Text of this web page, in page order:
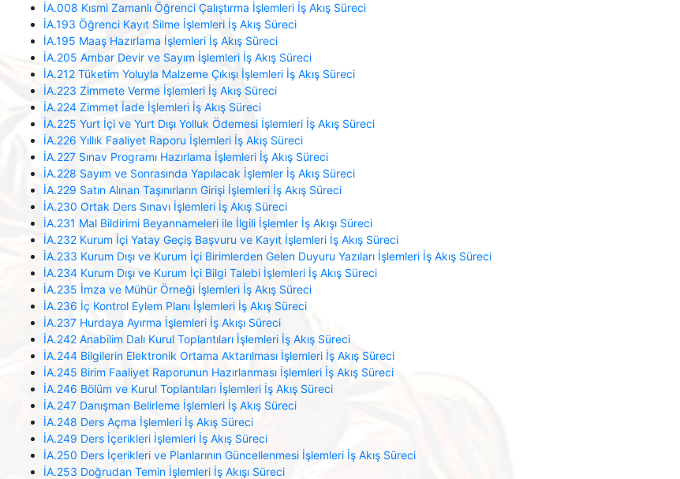
İA.008 Kısmi Zamanlı Öğrenci Çalıştırma İşlemleri İş Akış Süreci
İA.193 Öğrenci Kayıt Silme İşlemleri İş Akış Süreci
İA.195 Maaş Hazırlama İşlemleri İş Akış Süreci
İA.205 Ambar Devir ve Sayım İşlemleri İş Akış Süreci
İA.212 Tüketim Yoluyla Malzeme Çıkışı İşlemleri İş Akış Süreci
İA.223 Zimmete Verme İşlemleri İş Akış Süreci
İA.224 Zimmet İade İşlemleri İş Akış Süreci
İA.225 Yurt İçi ve Yurt Dışı Yolluk Ödemesi İşlemleri İş Akış Süreci
İA.226 Yıllık Faaliyet Raporu İşlemleri İş Akış Süreci
İA.227 Sınav Programı Hazırlama İşlemleri İş Akış Süreci
İA.228 Sayım ve Sonrasında Yapılacak İşlemler İş Akış Süreci
İA.229 Satın Alınan Taşınırların Girişi İşlemleri İş Akış Süreci
İA.230 Ortak Ders Sınavı İşlemleri İş Akış Süreci
İA.231 Mal Bildirimi Beyannameleri ile İlgili İşlemler İş Akışı Süreci
İA.232 Kurum İçi Yatay Geçiş Başvuru ve Kayıt İşlemleri İş Akış Süreci
İA.233 Kurum Dışı ve Kurum İçi Birimlerden Gelen Duyuru Yazıları İşlemleri İş Akış Süreci
İA.234 Kurum Dışı ve Kurum İçi Bilgi Talebi İşlemleri İş Akış Süreci
İA.235 İmza ve Mühür Örneği İşlemleri İş Akış Süreci
İA.236 İç Kontrol Eylem Planı İşlemleri İş Akış Süreci
İA.237 Hurdaya Ayırma İşlemleri İş Akışı Süreci
İA.242 Anabilim Dalı Kurul Toplantıları İşlemleri İş Akış Süreci
İA.244 Bilgilerin Elektronik Ortama Aktarılması İşlemleri İş Akış Süreci
İA.245 Birim Faaliyet Raporunun Hazırlanması İşlemleri İş Akış Süreci
İA.246 Bölüm ve Kurul Toplantıları İşlemleri İş Akış Süreci
İA.247 Danışman Belirleme İşlemleri İş Akış Süreci
İA.248 Ders Açma İşlemleri İş Akış Süreci
İA.249 Ders İçerikleri İşlemleri İş Akış Süreci
İA.250 Ders İçerikleri ve Planlarının Güncellenmesi İşlemleri İş Akış Süreci
İA.253 Doğrudan Temin İşlemleri İş Akışı Süreci